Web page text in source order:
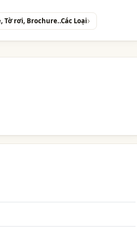
Tờ rơi, Brochure..Các Loại